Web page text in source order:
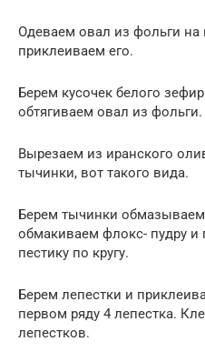
Одеваем овал из фольги
приклеиваем его.
Берем кусочек белого
обтягиваем овал из фольги.
Вырезаем из иранского
тычинки, вот такого вида.
Берем тычинки
обмакиваем флокс- пудру
пестику по кругу.
Берем лепестки и
первом ряду 4 лепестка.
лепестков.